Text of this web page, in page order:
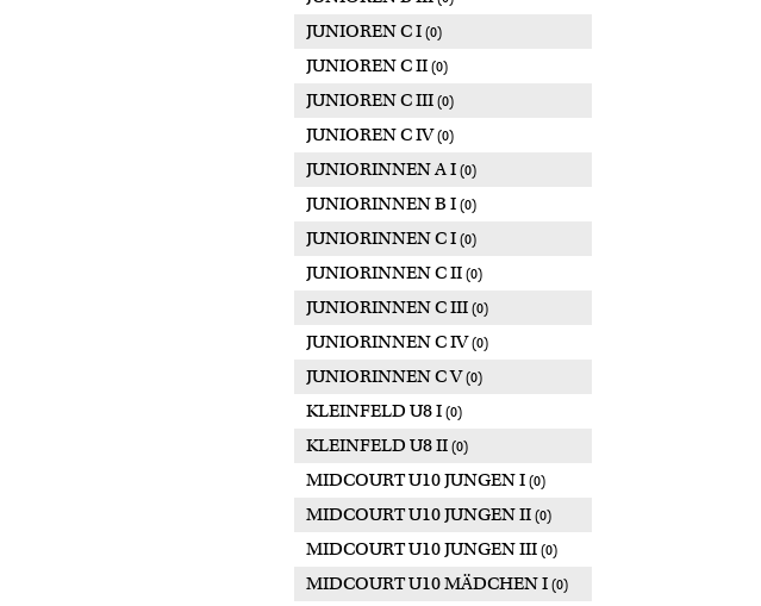
JUNIOREN C I (0)
JUNIOREN C II (0)
JUNIOREN C III (0)
JUNIOREN C IV(0)
JUNIORINNEN A I (0)
JUNIORINNEN B I (0)
JUNIORINNEN C I (0)
JUNIORINNEN C II (0)
JUNIORINNEN C III (0)
JUNIORINNEN C IV(0)
JUNIORINNEN C V(0)
KLEINFELD U8 I (0)
KLEINFELD U8 II (0)
MIDCOURT U10 JUNGEN I (0)
MIDCOURT U10 JUNGEN II (0)
MIDCOURT U10 JUNGEN III (0)
MIDCOURT U10 MÄDCHEN I (0)